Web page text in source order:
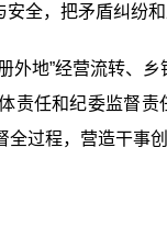
全，把矛盾纠纷
地”经营流转、
任和纪委监督
过程，营造干事